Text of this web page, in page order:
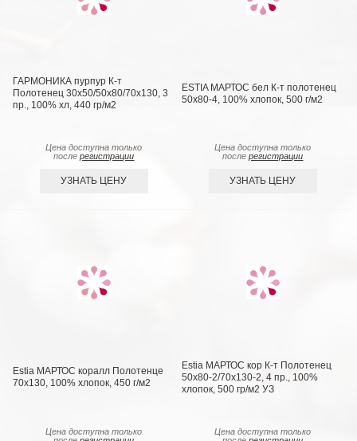
ГАРМОНИКА пурпур К-т
Полотенец 30х50/50х80/70х130, 3
пр., 100% хл, 440 гр/м2
Цена доступна только
послерегистрации
УЗНАТЬ ЦЕНУ
ESTIA МАРТОС бел К-т полотенец
50х80-4, 100% хлопок, 500 г/м2
Цена доступна только
послерегистрации
УЗНАТЬ ЦЕНУ
Estia МАРТОС коралл Полотенце
70х130, 100% хлопок, 450 г/м2
Цена доступна только
Estia МАРТОС кор К-т Полотенец
50х80-2/70х130-2, 4 пр., 100%
хлопок, 500 гр/м2 УЗ
Цена доступна только